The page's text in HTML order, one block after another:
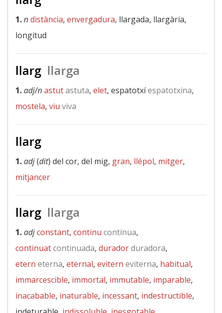
1.ndistància, envergadura, llargada, llargària,
longitud
llarg llarga
1.adj/nastutastuta, elet, espatotxíespatotxina,
mostela, viu viva
llarg
1.adj(dit) del cor, del mig, gran, llépol, mitger,
mitjancer
llarg llarga
1.adjconstant, continu contínua,
continuatcontinuada, duradorduradora,
etern eterna, eternal, evitern eviterna, habitual,
immarcescible, immortal, immutable, imparable,
inacabable, inaturable, incessant, indestructible,